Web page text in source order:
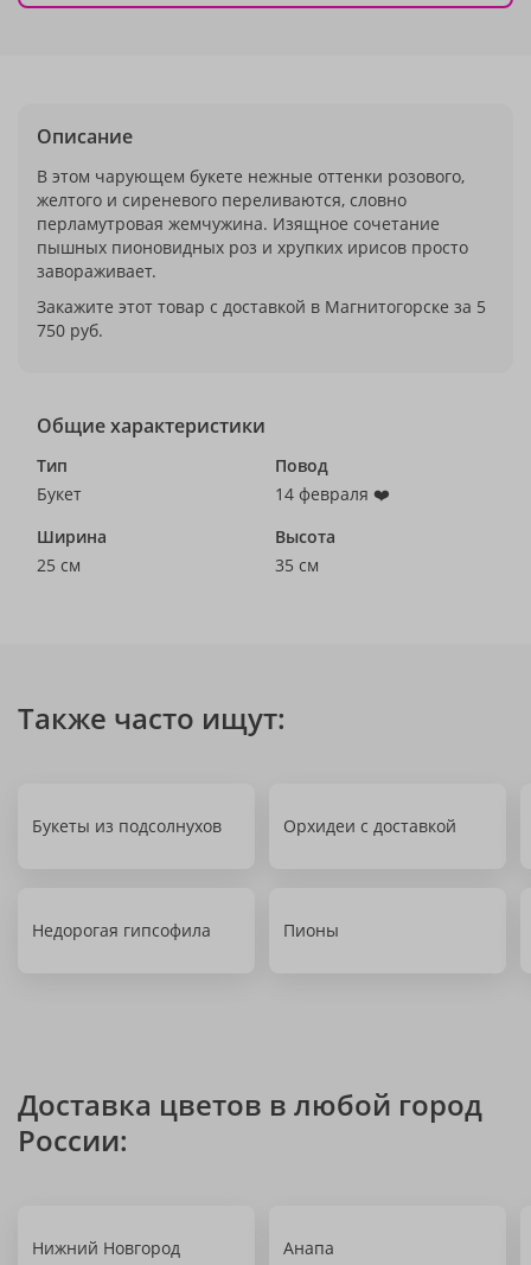
Описание
В этом чарующем букете нежные оттенки розового,
желтого и сиреневого переливаются, словно
перламутровая жемчужина. Изящное сочетание
пышных пионовидных роз и хрупких ирисов просто
завораживает.
Закажите этот товар с доставкой в Магнитогорске за 5
750 руб.
Общие характеристики
Тип
Букет
Повод
14 февраля ❤️
Ширина
25 см
Высота
35 см
Также часто ищут:
Букеты из подсолнухов Орхидеи с доставкой
Недорогая гипсофила Пионы
Доставка цветов в любой город
России:
Нижний Новгород Анапа